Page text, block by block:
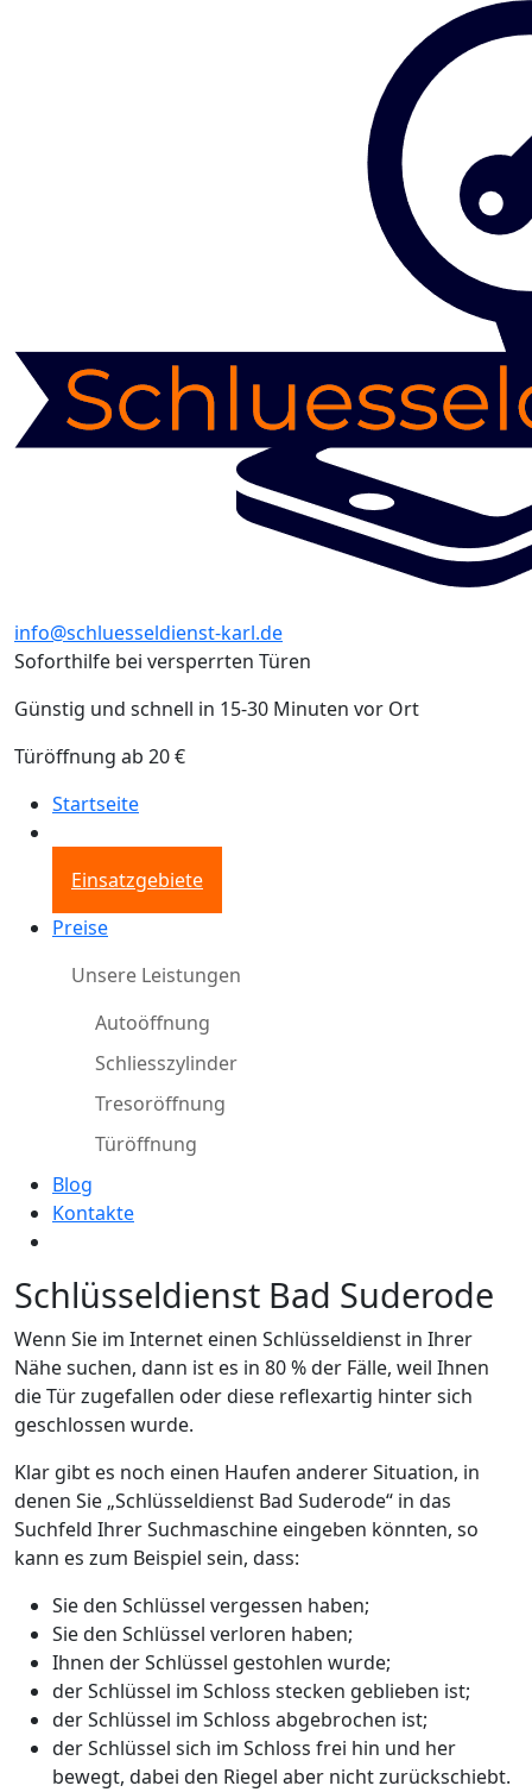
info@schluesseldienst-karl.de
Soforthilfe bei versperrten Türen
Günstig und schnell in 15-30 Minuten vor Ort
Türöffnung ab 20 €
Startseite
Einsatzgebiete
Preise
Unsere Leistungen
Autoöffnung
Schliesszylinder
Tresoröffnung
Türöffnung
Blog
Kontakte
Schlüsseldienst Bad Suderode
Wenn Sie im Internet einen Schlüsseldienst in Ihrer
Nähe suchen, dann ist es in 80 % der Fälle, weil Ihnen
die Tür zugefallen oder diese reflexartig hinter sich
geschlossen wurde.
Klar gibt es noch einen Haufen anderer Situation, in
denen Sie „Schlüsseldienst Bad Suderode“ in das
Suchfeld Ihrer Suchmaschine eingeben könnten, so
kann es zum Beispiel sein, dass:
Sie den Schlüssel vergessen haben;
Sie den Schlüssel verloren haben;
Ihnen der Schlüssel gestohlen wurde;
der Schlüssel im Schloss stecken geblieben ist;
der Schlüssel im Schloss abgebrochen ist;
der Schlüssel sich im Schloss frei hin und her
bewegt, dabei den Riegel aber nicht zurückschiebt.